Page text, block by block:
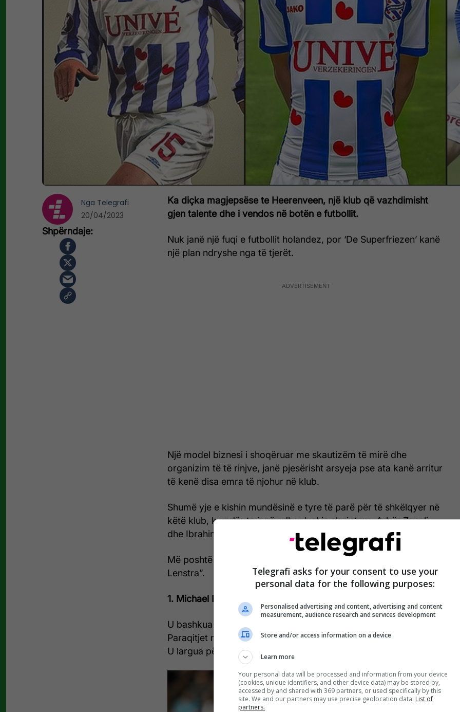
Ka diçka magjepsëse te Heerenveen, një klub që vazhdimisht
gjen talente dhe i vendos në botën e futbollit.
Nuk janë një fuqi e futbollit holandez, por ‘De Superfriezen’ kanë
një plan ndryshe nga të tjerët.
Një model biznesi i shoqëruar me skautizëm të mirë dhe
organizim të të rinjve, janë pjesërisht arsyeja pse ata kanë arritur
të kenë disa emra të njohur në klub.
Shumë yje e kishin mundësinë e tyre të parë për të shkëlqyer në
këtë klub, ku ndër ta janë edhe dyshja shqiptare, Arbër Zeneli
dhe Ibrahim Dresevic.
Më poshtë lista me 11 lojtarë që u zhvilluan në stadiumin “Abe
Lenstra”.
1. Michael Bradley
U bashkua nga MetroStars
Paraqitjet në Heerenveen: 69
U largua për te Borussia Mönchengladbach në vitin 2008
Nga Telegrafi
20/04/2023
Telegrafi asks for your consent to use your
personal data for the following purposes:
Personalised advertising and content, advertising and content
measurement, audience research and services development
Store and/or access information on a device
Learn more
Your personal data will be processed and information from your device
(cookies, unique identifiers, and other device data) may be stored by,
accessed by and shared with 369 partners, or used specifically by this
site. We and our partners may use precise geolocation data. List of
partners.